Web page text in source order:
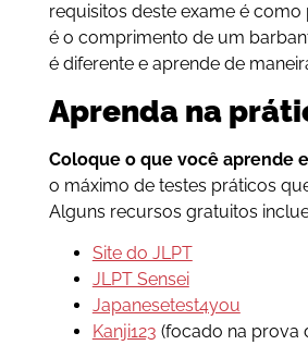
requisitos deste exame é
é o comprimento de um
é diferente e aprende de
Aprenda na
Coloque o que você aprende
o máximo de testes práticos
Alguns recursos gratuitos
Site do JLPT
JLPT Sensei
Japanesetest4you
Kanji123 (focado na prova